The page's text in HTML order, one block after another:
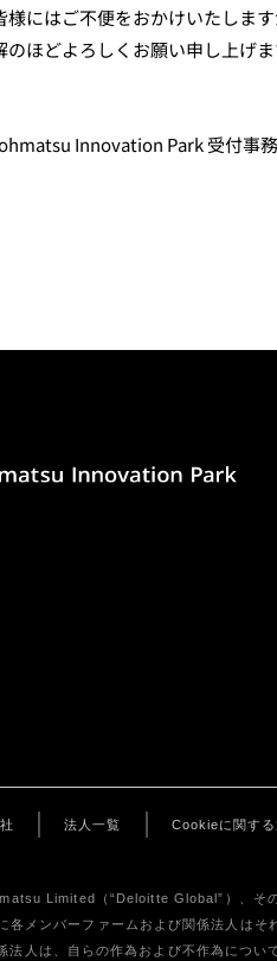
様にはご不便をおかけいたしま
のほどよろしくお願い申し上げま
Innovation Park 受付事
法人一覧 Cookieに関する
Limited（“Deloitte Global”）、そ
メンバーファームおよび関係法人は
人は、自らの作為および不作為につ